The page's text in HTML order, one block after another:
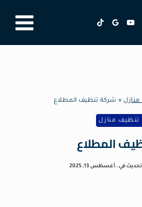
» شركة تنظيف المطلاع
تنظيف منازل
المطلاع
تحديث في.. أغسطس 13, 2025